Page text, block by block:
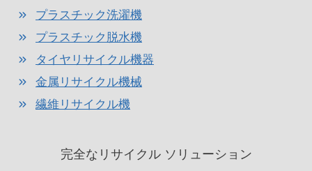
プラスチック洗濯機
プラスチック脱水機
タイヤリサイクル機器
金属リサイクル機械
繊維リサイクル機
完全なリサイクル ソリューション